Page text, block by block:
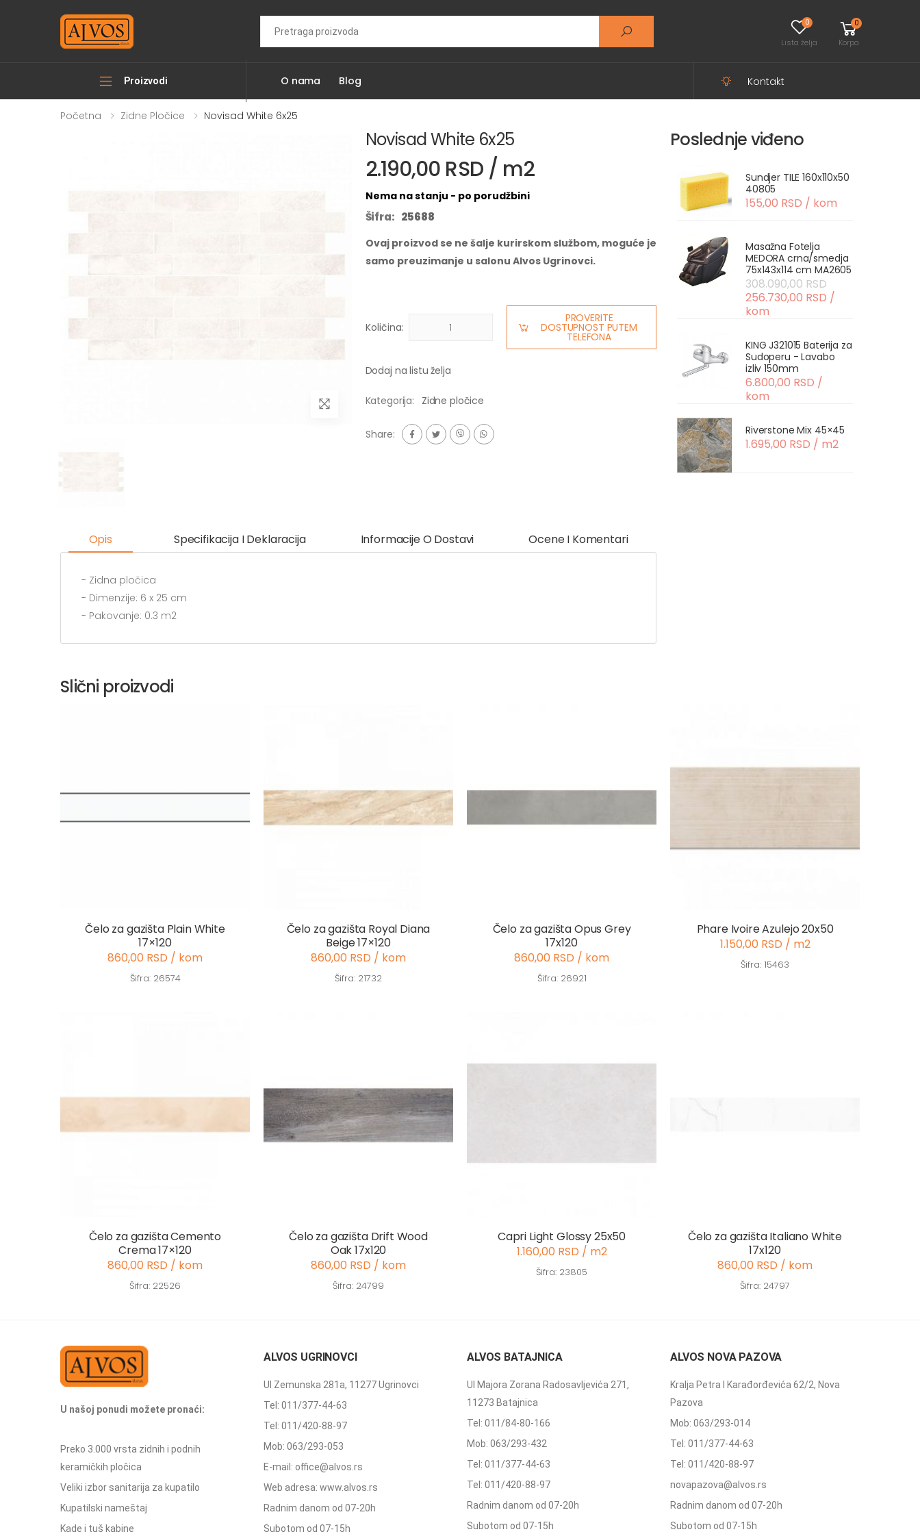
0
Lista želja
0
Korpa
Proizvodi O nama Blog Kontakt
Početna Zidne Pločice Novisad White 6x25
Novisad White 6x25
2.190,00 RSD / m2
Nema na stanju - po porudžbini
Šifra: 25688
Ovaj proizvod se ne šalje kurirskom službom, moguće je
samo preuzimanje u salonu Alvos Ugrinovci.
Količina:
PROVERITE
DOSTUPNOST PUTEM
TELEFONA
Dodaj na listu želja
Kategorija: Zidne pločice
Share:
Opis Specifikacija I Deklaracija Informacije O Dostavi Ocene I Komentari
- Zidna pločica
- Dimenzije: 6 x 25 cm
- Pakovanje: 0.3 m2
Poslednje viđeno
Sundjer TILE 160x110x50
40805
155,00 RSD / kom
Masažna Fotelja
MEDORA crna/smedja
75x143x114 cm MA2605
308.090,00 RSD
256.730,00 RSD /
kom
KING J321015 Baterija za
Sudoperu - Lavabo
izliv 150mm
6.800,00 RSD /
kom
Riverstone Mix 45×45
1.695,00 RSD / m2
Slični proizvodi
Čelo za gazišta Plain White
17×120
860,00 RSD / kom
Šifra: 26574
Čelo za gazišta Royal Diana
Beige 17×120
860,00 RSD / kom
Šifra: 21732
Čelo za gazišta Opus Grey
17x120
860,00 RSD / kom
Šifra: 26921
Phare Ivoire Azulejo 20x50
1.150,00 RSD / m2
Šifra: 15463
Čelo za gazišta Cemento
Crema 17×120
860,00 RSD / kom
Šifra: 22526
Čelo za gazišta Drift Wood
Oak 17x120
860,00 RSD / kom
Šifra: 24799
Capri Light Glossy 25x50
1.160,00 RSD / m2
Šifra: 23805
Čelo za gazišta Italiano White
17x120
860,00 RSD / kom
Šifra: 24797
U našoj ponudi možete pronaći:
Preko 3.000 vrsta zidnih i podnih
keramičkih pločica
Veliki izbor sanitarija za kupatilo
Kupatilski nameštaj
Kade i tuš kabine
ALVOS UGRINOVCI
Ul Zemunska 281a, 11277 Ugrinovci
Tel: 011/377-44-63
Tel: 011/420-88-97
Mob: 063/293-053
E-mail: office@alvos.rs
Web adresa: www.alvos.rs
Radnim danom od 07-20h
Subotom od 07-15h
ALVOS BATAJNICA
Ul Majora Zorana Radosavljevića 271,
11273 Batajnica
Tel: 011/84-80-166
Mob: 063/293-432
Tel: 011/377-44-63
Tel: 011/420-88-97
Radnim danom od 07-20h
Subotom od 07-15h
ALVOS NOVA PAZOVA
Kralja Petra I Karađorđevića 62/2, Nova
Pazova
Mob: 063/293-014
Tel: 011/377-44-63
Tel: 011/420-88-97
novapazova@alvos.rs
Radnim danom od 07-20h
Subotom od 07-15h